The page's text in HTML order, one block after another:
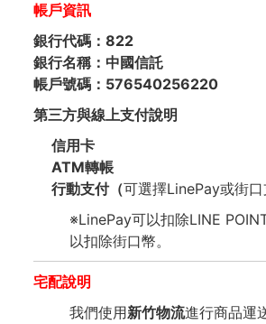
帳戶資訊
銀行代碼：822
銀行名稱：中國信託
帳戶號碼：576540256220
第三方與線上支付說明
信用卡
ATM轉帳
行動支付（可選擇LinePay或街口
※LinePay可以扣除LINE
以扣除街口幣。
宅配說明
我們使用新竹物流進行商品運